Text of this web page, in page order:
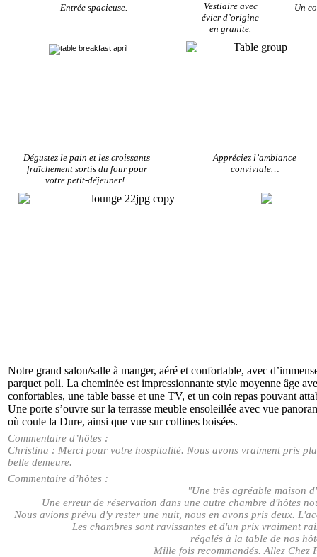
Entrée spacieuse.
Vestiaire avec
évier d’origine
en granite.
Un
Dégustez le pain et les croissants
fraîchement sortis du four pour
votre petit-déjeuner!
Appréciez l’ambiance
conviviale…
Notre grand salon/salle à manger, aéré et confortable, avec
parquet poli. La cheminée est impressionnante style moyenne âge
confortables, une table basse et une TV, et un coin repas pouvant
Une porte s’ouvre sur la terrasse meuble ensoleillée avec vue
où coule la Dure, ainsi que vue sur collines boisées.
Commentaire d’hôtes :
Christina : Merci pour votre hospitalité. Nous avons vraiment pris
belle demeure.
Commentaire d’hôtes :
"Une très agréable maison
Une erreur de réservation dans une autre chambre d'hôtes
Nous avions prévu d'y rester une nuit, nous en avons pris deux.
Les chambres sont ravissantes et d'un prix vraiment
régalés à la table de nos
Mille fois recommandés. Allez Chez